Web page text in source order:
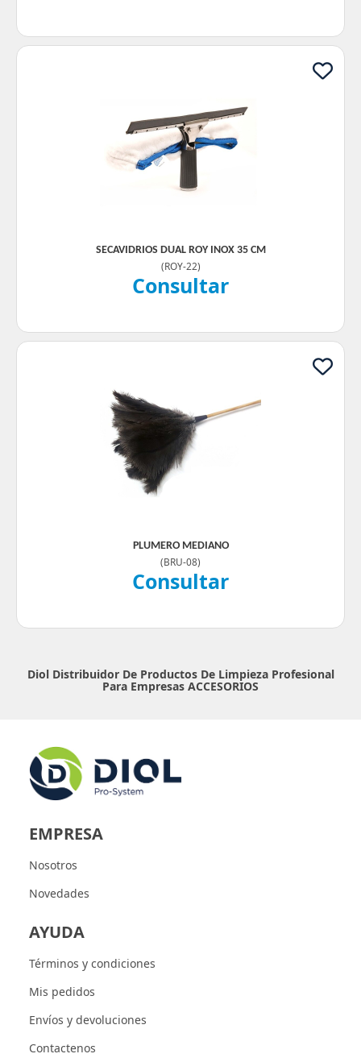
SECAVIDRIOS DUAL ROY INOX 35 CM
(ROY-22)
Consultar
PLUMERO MEDIANO
(BRU-08)
Consultar
Diol Distribuidor De Productos De Limpieza Profesional
Para Empresas ACCESORIOS
EMPRESA
Nosotros
Novedades
AYUDA
Términos y condiciones
Mis pedidos
Envíos y devoluciones
Contactenos